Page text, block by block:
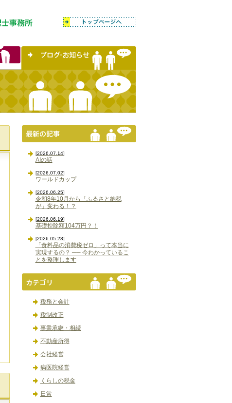
[2026.07.14]
AIの話
[2026.07.02]
ワールドカップ
[2026.06.25]
令和8年10月から「ふるさと納税
が」変わる！？
[2026.06.19]
基礎控除額104万円？！
[2026.05.28]
「食料品の消費税ゼロ」って本当に
実現するの？ ── 今わかっているこ
とを整理します
税務と会計
税制改正
事業承継・相続
不動産所得
会社経営
病医院経営
くらしの税金
日常